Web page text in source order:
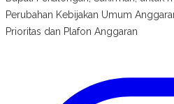
Perubahan Kebijakan Umum
Prioritas dan Plafon Anggaran